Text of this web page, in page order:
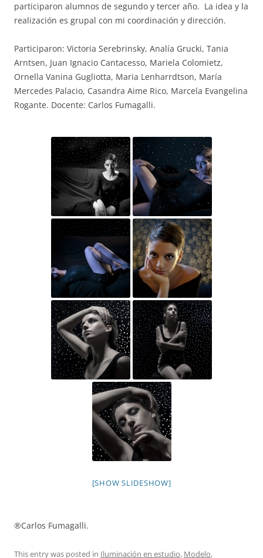
participaron alumnos de segundo y tercer año. La idea y la
realización es grupal con mi coordinación y dirección.
Participaron: Victoria Serebrinsky, Analía Grucki, Tania
Arntsen, Juan Ignacio Cantacesso, Mariela Colomietz,
Ornella Vanina Gugliotta, Maria Lenharrdtson, María
Mercedes Palacio, Casandra Aime Rico, Marcela Evangelina
Rogante. Docente: Carlos Fumagalli.
[SHOW SLIDESHOW]
®Carlos Fumagalli.
This entry was posted in Iluminación en estudio, Modelo,